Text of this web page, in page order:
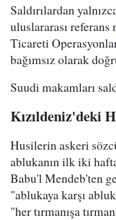
Saldırılardan
uluslararası
Ticareti
bağımsız olarak
Suudi makamları
Kızıldeniz'deki
Husilerin askeri
ablukanın ilk iki
Babu'l Mendeb'ten
"ablukaya karşı
"her tırmanışa